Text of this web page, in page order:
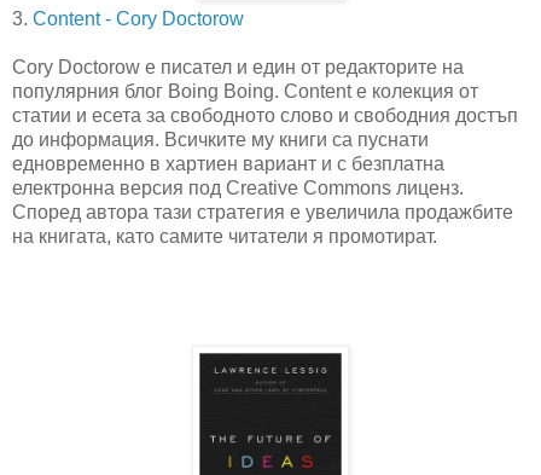
3. Content - Cory Doctorow
Cory Doctorow е писател и един от редакторите на
популярния блог Boing Boing. Content е колекция от
статии и есета за свободното слово и свободния достъп
до информация. Всичките му книги са пуснати
едновременно в хартиен вариант и с безплатна
електронна версия под Creative Commons лиценз.
Според автора тази стратегия е увеличила продажбите
на книгата, като самите читатели я промотират.